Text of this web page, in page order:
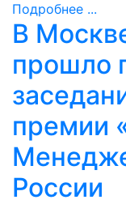
Подробнее ...
В
прошло
премии
России